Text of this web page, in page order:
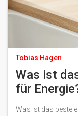
Tobias Hagen
Was ist
für
Was ist das beste